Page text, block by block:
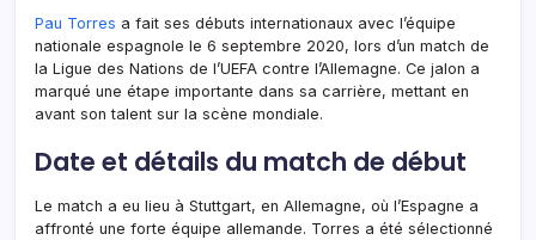
Pau Torres a fait ses débuts internationaux avec l’équipe
nationale espagnole le 6 septembre 2020, lors d’un match de
la Ligue des Nations de l’UEFA contre l’Allemagne. Ce jalon a
marqué une étape importante dans sa carrière, mettant en
avant son talent sur la scène mondiale.
Date et détails du match de début
Le match a eu lieu à Stuttgart, en Allemagne, où l’Espagne a
affronté une forte équipe allemande. Torres a été sélectionné